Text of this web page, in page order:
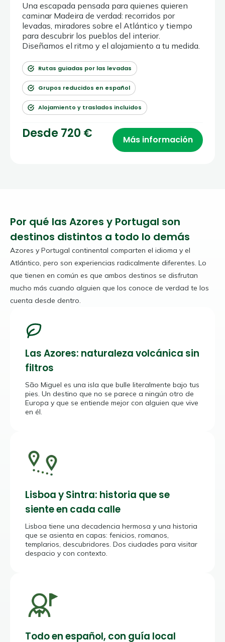
Una escapada pensada para quienes quieren
caminar Madeira de verdad: recorridos por
levadas, miradores sobre el Atlántico y tiempo
para descubrir los pueblos del interior.
Diseñamos el ritmo y el alojamiento a tu medida.
Rutas guiadas por las levadas
Grupos reducidos en español
Alojamiento y traslados incluidos
Desde 720 € Más información
Por qué las Azores y Portugal son
destinos distintos a todo lo demás
Azores y Portugal continental comparten el idioma y el
Atlántico, pero son experiencias radicalmente diferentes. Lo
que tienen en común es que ambos destinos se disfrutan
mucho más cuando alguien que los conoce de verdad te los
cuenta desde dentro.
Las Azores: naturaleza volcánica sin
filtros
São Miguel es una isla que bulle literalmente bajo tus
pies. Un destino que no se parece a ningún otro de
Europa y que se entiende mejor con alguien que vive
en él.
Lisboa y Sintra: historia que se
siente en cada calle
Lisboa tiene una decadencia hermosa y una historia
que se asienta en capas: fenicios, romanos,
templarios, descubridores. Dos ciudades para visitar
despacio y con contexto.
Todo en español, con guía local